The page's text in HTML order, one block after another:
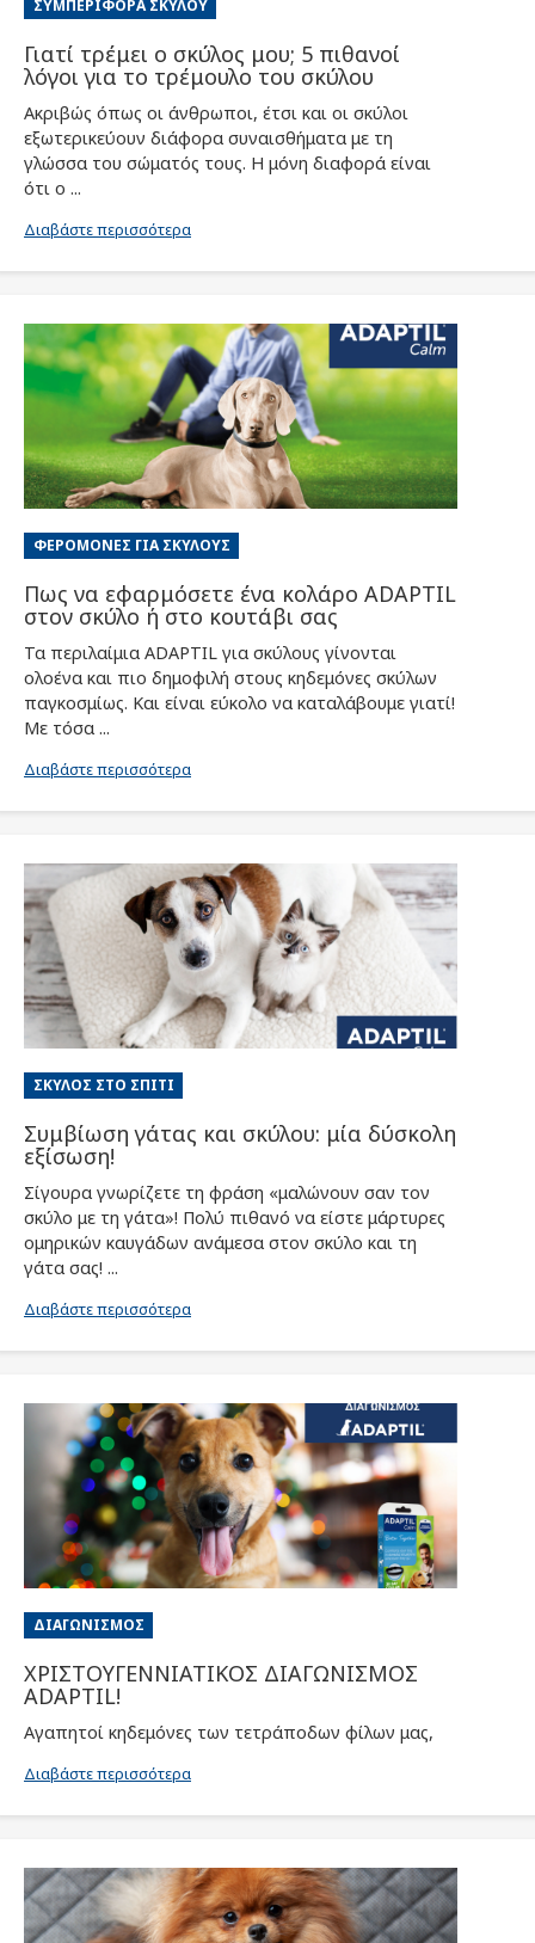
ΣΥΜΠΕΡΙΦΟΡΆ ΣΚΎΛΟΥ
Γιατί τρέμει ο σκύλος μου; 5 πιθανοί
λόγοι για το τρέμουλο του σκύλου
Ακριβώς όπως οι άνθρωποι, έτσι και οι σκύλοι
εξωτερικεύουν διάφορα συναισθήματα με τη
γλώσσα του σώματός τους. Η μόνη διαφορά είναι
ότι ο ...
Διαβάστε περισσότερα
ΦΕΡΟΜΌΝΕΣ ΓΙΑ ΣΚΎΛΟΥΣ
Πως να εφαρμόσετε ένα κολάρο ADAPTIL
στον σκύλο ή στο κουτάβι σας
Τα περιλαίμια ADAPTIL για σκύλους γίνονται
ολοένα και πιο δημοφιλή στους κηδεμόνες σκύλων
παγκοσμίως. Και είναι εύκολο να καταλάβουμε γιατί!
Με τόσα ...
Διαβάστε περισσότερα
ΣΚΎΛΟΣ ΣΤΟ ΣΠΊΤΙ
Συμβίωση γάτας και σκύλου: μία δύσκολη
εξίσωση!
Σίγουρα γνωρίζετε τη φράση «μαλώνουν σαν τον
σκύλο με τη γάτα»! Πολύ πιθανό να είστε μάρτυρες
ομηρικών καυγάδων ανάμεσα στον σκύλο και τη
γάτα σας! ...
Διαβάστε περισσότερα
ΔΙΑΓΩΝΙΣΜΌΣ
ΧΡΙΣΤΟΥΓΕΝΝΙΑΤΙΚΟΣ ΔΙΑΓΩΝΙΣΜΟΣ
ADAPTIL!
Αγαπητοί κηδεμόνες των τετράποδων φίλων μας,
Διαβάστε περισσότερα